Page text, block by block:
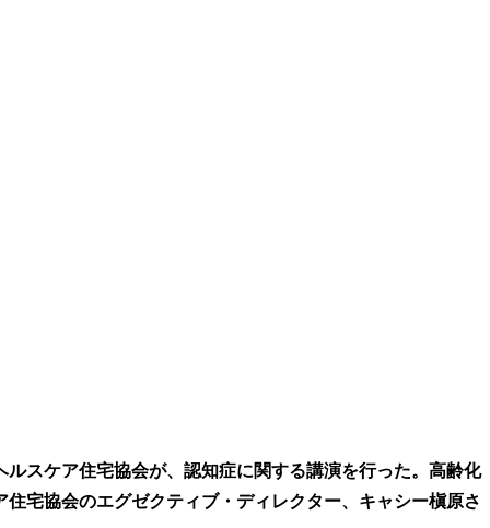
スケア住宅協会が、認知症に関する講演を行った。高齢化
宅協会のエグゼクティブ・ディレクター、キャシー槇原さ